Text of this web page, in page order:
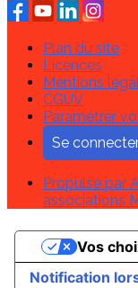
Plan du site
Licences
Mentions
CGUV
Paramétrer
Se
Propulsé par
associations
Notification
Vos